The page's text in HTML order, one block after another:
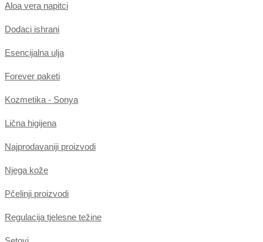
Aloa vera napitci
Dodaci ishrani
Esencijalna ulja
Forever paketi
Kozmetika - Sonya
Lična higijena
Najprodavaniji proizvodi
Njega kože
Pčelinji proizvodi
Regulacija tjelesne težine